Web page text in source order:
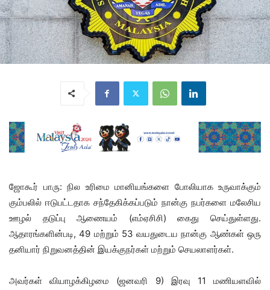
ஜோகூர் பாரு: நில உரிமை மானியங்களை போலியாக உருவாக்கும்
கும்பலில் ஈடுபட்டதாக சந்தேகிக்கப்படும் நான்கு நபர்களை மலேசிய
ஊழல் தடுப்பு ஆணையம் (எம்ஏசிசி) கைது செய்துள்ளது.
ஆதாரங்களின்படி, 49 மற்றும் 53 வயதுடைய நான்கு ஆண்கள் ஒரு
தனியார் நிறுவனத்தின் இயக்குநர்கள் மற்றும் செயலாளர்கள்.
அவர்கள் வியாழக்கிழமை (ஜனவரி 9) இரவு 11 மணியளவில்